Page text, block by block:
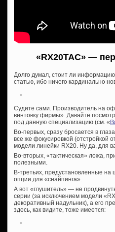
«RX20TAC» —
Долго думал, стоит ли
статью, ибо ничего кардинально
Судите сами. Производитель на
винтовку фирмы». Давайте
под данную специализацию (см. «
Во-первых, сразу бросается в
все же фокусировкой (отстройкой
модели линейки RX20. Ну да, для
Во-вторых, «тактическая» ложа,
полезными.
В-третьих, предустановленные на
опции для «снайпинга».
А вот «глушитель» — не
серии (за исключением модели
декоративный надульник), а его
здесь, как видите, тоже имеется: